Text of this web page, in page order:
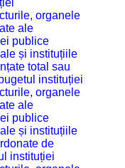
organele
ale
publice
și instituțiile
total sau
instituției
organele
ale
publice
și instituțiile
de
instituției